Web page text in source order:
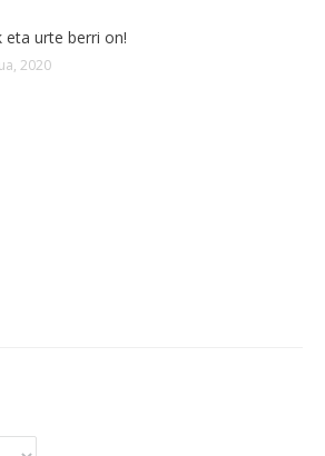
eta urte berri on!
2020